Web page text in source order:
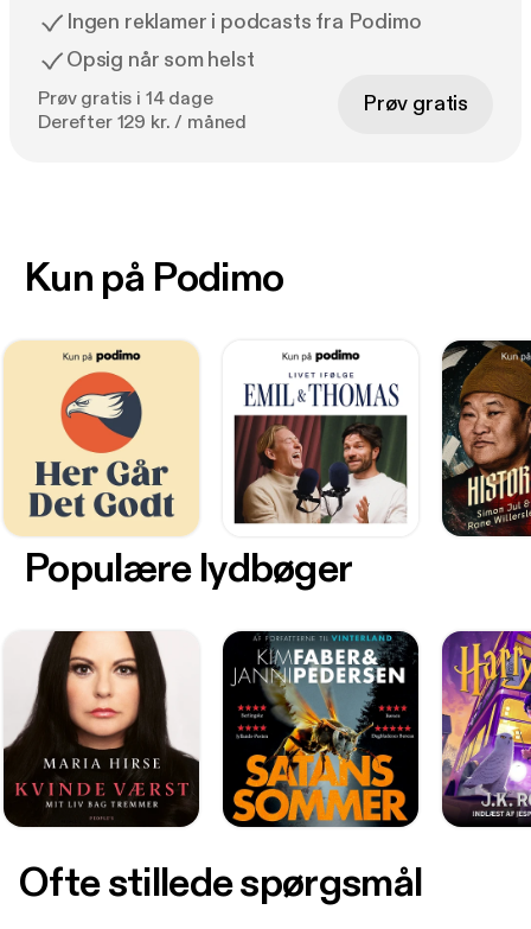
Ingen reklamer i podcasts fra Podimo
Opsig når som helst
Prøv gratis i 14 dage
Derefter 129 kr. / måned
Prøv gratis
Kun på Podimo
Populære lydbøger
Ofte stillede spørgsmål